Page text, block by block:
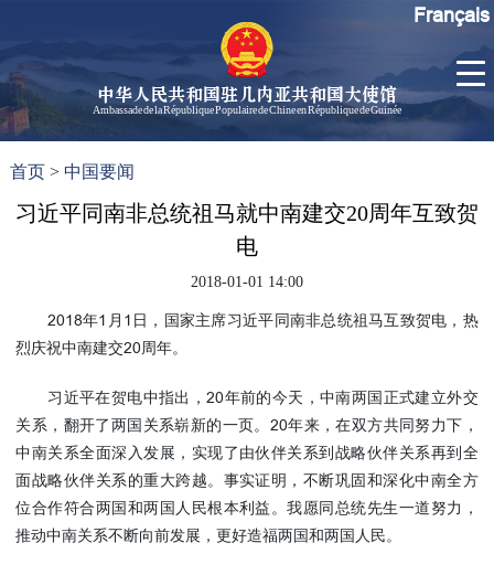
中华人民共和国驻几内亚共和国大使馆
Ambassade de la République Populaire de Chine en République de Guinée
大使信
辞
中国历
任驻几
内亚大
使
使馆信
息
几
Français
首页 >中国要闻
习近平同南非总统祖马就中南建交20周年互致贺
电
2018-01-01 14:00
2018年1月1日，国家主席习近平同南非总统祖马互致贺电，热
烈庆祝中南建交20周年。
习近平在贺电中指出，20年前的今天，中南两国正式建立外交
关系，翻开了两国关系崭新的一页。20年来，在双方共同努力下，
中南关系全面深入发展，实现了由伙伴关系到战略伙伴关系再到全
面战略伙伴关系的重大跨越。事实证明，不断巩固和深化中南全方
位合作符合两国和两国人民根本利益。我愿同总统先生一道努力，
推动中南关系不断向前发展，更好造福两国和两国人民。